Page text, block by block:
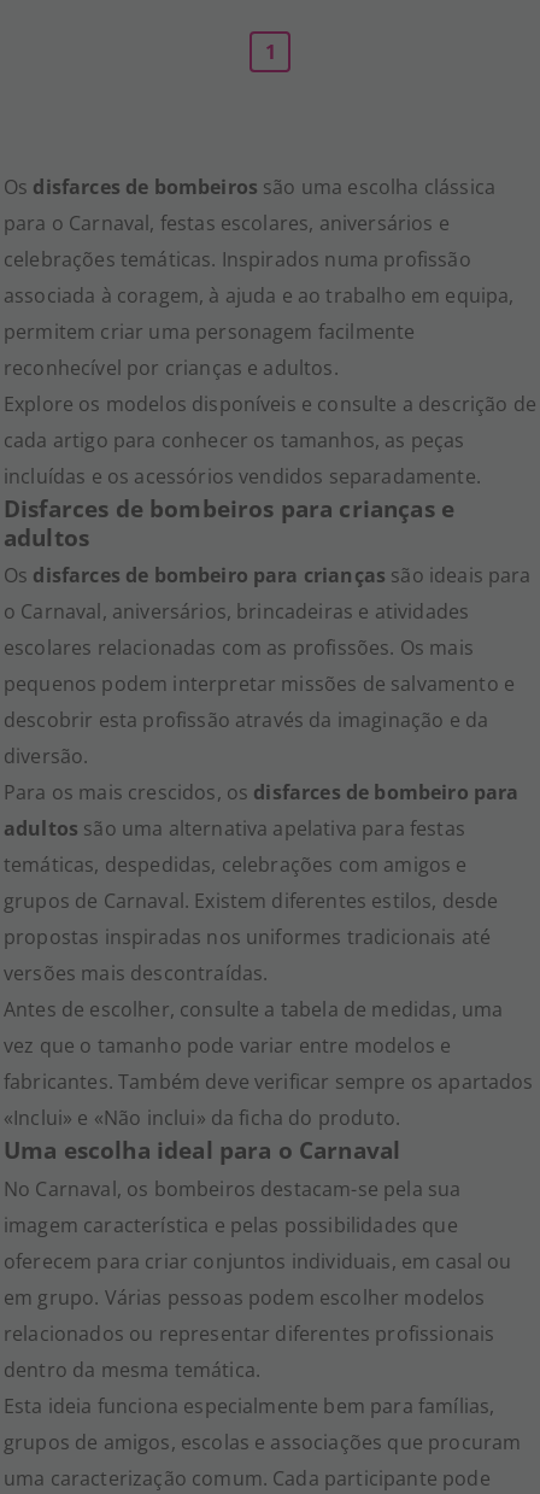
1
Os disfarces de bombeiros são uma escolha clássica
para o Carnaval, festas escolares, aniversários e
celebrações temáticas. Inspirados numa profissão
associada à coragem, à ajuda e ao trabalho em equipa,
permitem criar uma personagem facilmente
reconhecível por crianças e adultos.
Explore os modelos disponíveis e consulte a descrição de
cada artigo para conhecer os tamanhos, as peças
incluídas e os acessórios vendidos separadamente.
Disfarces de bombeiros para crianças e
adultos
Os disfarces de bombeiro para crianças são ideais para
o Carnaval, aniversários, brincadeiras e atividades
escolares relacionadas com as profissões. Os mais
pequenos podem interpretar missões de salvamento e
descobrir esta profissão através da imaginação e da
diversão.
Para os mais crescidos, os disfarces de bombeiro para
adultos são uma alternativa apelativa para festas
temáticas, despedidas, celebrações com amigos e
grupos de Carnaval. Existem diferentes estilos, desde
propostas inspiradas nos uniformes tradicionais até
versões mais descontraídas.
Antes de escolher, consulte a tabela de medidas, uma
vez que o tamanho pode variar entre modelos e
fabricantes. Também deve verificar sempre os apartados
«Inclui» e «Não inclui» da ficha do produto.
Uma escolha ideal para o Carnaval
No Carnaval, os bombeiros destacam-se pela sua
imagem característica e pelas possibilidades que
oferecem para criar conjuntos individuais, em casal ou
em grupo. Várias pessoas podem escolher modelos
relacionados ou representar diferentes profissionais
dentro da mesma temática.
Esta ideia funciona especialmente bem para famílias,
grupos de amigos, escolas e associações que procuram
uma caracterização comum. Cada participante pode